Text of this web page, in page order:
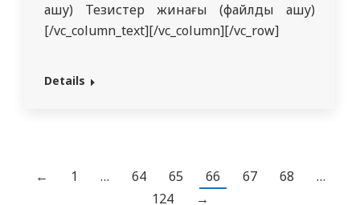
ашу) Тезистер жинағы (файлды ашу)
[/vc_column_text][/vc_column][/vc_row]
Details
← 1 … 64 65 66 67 68
…
124
→